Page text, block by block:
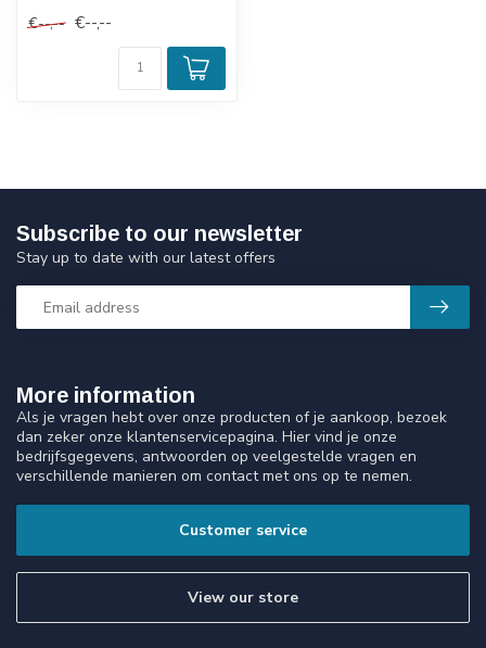
€--,-- €--,--
More information
Als je vragen hebt over onze producten of je aankoop, bezoek
dan zeker onze klantenservicepagina. Hier vind je onze
bedrijfsgegevens, antwoorden op veelgestelde vragen en
verschillende manieren om contact met ons op te nemen.
Customer service
View our store
Subscribe to our newsletter
Stay up to date with our latest offers